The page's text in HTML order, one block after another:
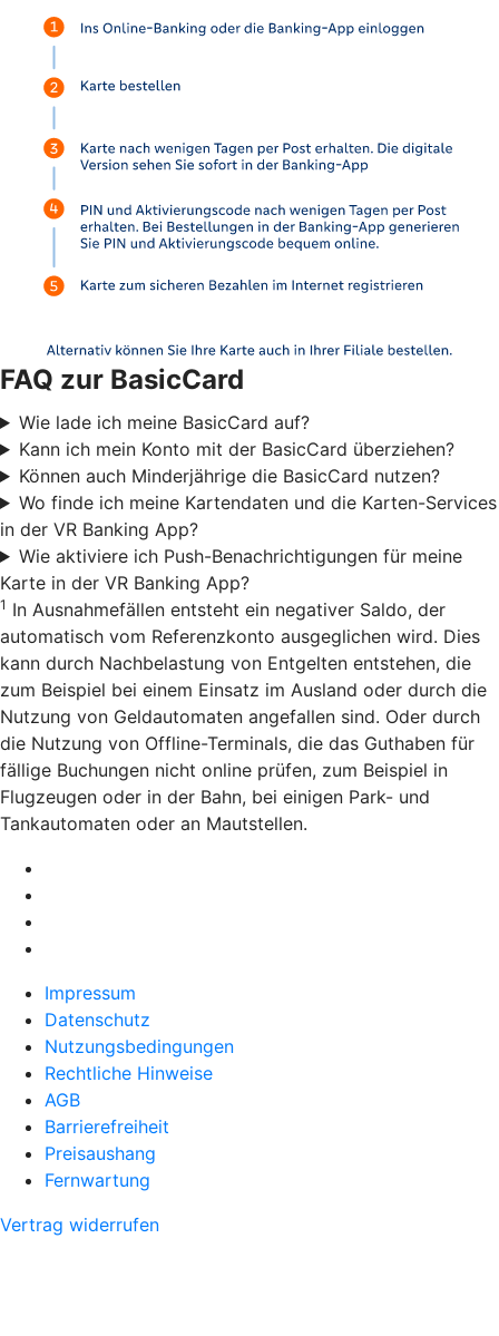
FAQ zur BasicCard
Wie lade ich meine BasicCard auf?
Kann ich mein Konto mit der BasicCard überziehen?
Können auch Minderjährige die BasicCard nutzen?
Wo finde ich meine Kartendaten und die Karten-Services
in der VR Banking App?
Wie aktiviere ich Push-Benachrichtigungen für meine
Karte in der VR Banking App?
1 In Ausnahmefällen entsteht ein negativer Saldo, der
automatisch vom Referenzkonto ausgeglichen wird. Dies
kann durch Nachbelastung von Entgelten entstehen, die
zum Beispiel bei einem Einsatz im Ausland oder durch die
Nutzung von Geldautomaten angefallen sind. Oder durch
die Nutzung von Offline-Terminals, die das Guthaben für
fällige Buchungen nicht online prüfen, zum Beispiel in
Flugzeugen oder in der Bahn, bei einigen Park- und
Tankautomaten oder an Mautstellen.
Impressum
Datenschutz
Nutzungsbedingungen
Rechtliche Hinweise
AGB
Barrierefreiheit
Preisaushang
Fernwartung
Vertrag widerrufen